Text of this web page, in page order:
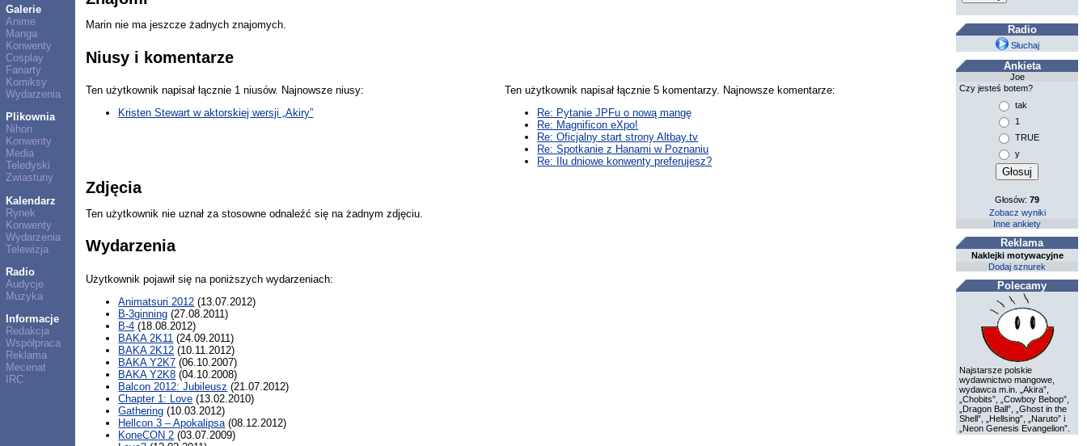
Galerie
Anime
Manga
Konwenty
Cosplay
Fanarty
Komiksy
Wydarzenia
Plikownia
Nihon
Konwenty
Media
Teledyski
Zwiastuny
Kalendarz
Rynek
Konwenty
Wydarzenia
Telewizja
Radio
Audycje
Muzyka
Informacje
Redakcja
Współpraca
Reklama
Mecenat
IRC
Marin nie ma jeszcze żadnych znajomych.
Niusy i komentarze
Ten użytkownik napisał łącznie 1 niusów. Najnowsze niusy:
Kristen Stewart w aktorskiej wersji „Akiry”
Ten użytkownik napisał łącznie 5 komentarzy. Najnowsze komentarze:
Re: Pytanie JPFu o nową mangę
Re: Magnificon eXpo!
Re: Oficjalny start strony Altbay.tv
Re: Spotkanie z Hanami w Poznaniu
Re: Ilu dniowe konwenty preferujesz?
Zdjęcia
Ten użytkownik nie uznał za stosowne odnaleźć się na żadnym zdjęciu.
Wydarzenia
Użytkownik pojawił się na poniższych wydarzeniach:
Animatsuri 2012 (13.07.2012)
B-3ginning (27.08.2011)
B-4 (18.08.2012)
BAKA 2K11 (24.09.2011)
BAKA 2K12 (10.11.2012)
BAKA Y2K7 (06.10.2007)
BAKA Y2K8 (04.10.2008)
Balcon 2012: Jubileusz (21.07.2012)
Chapter 1: Love (13.02.2010)
Gathering (10.03.2012)
Hellcon 3 – Apokalipsa(08.12.2012)
KoneCON 2 (03.07.2009)
Radio
Słuchaj
Ankieta
Joe
Czy jesteś botem?
tak
1
TRUE
y
Głosów:79
Zobacz wyniki
Inne ankiety
Reklama
Naklejki motywacyjne
Dodaj sznurek
Polecamy
Najstarsze polskie
wydawnictwo mangowe,
wydawca m.in. „Akira”,
„Chobits”, „Cowboy Bebop”,
„Dragon Ball”, „Ghost in the
Shell”, „Hellsing”, „Naruto” i
„Neon Genesis Evangelion”.